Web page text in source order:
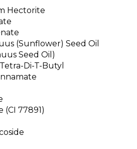
Hectorite
(Sunflower) Seed Oil
Seed Oil)
Di-T-Butyl
(CI 77891)